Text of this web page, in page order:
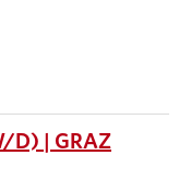
D) | GRAZ